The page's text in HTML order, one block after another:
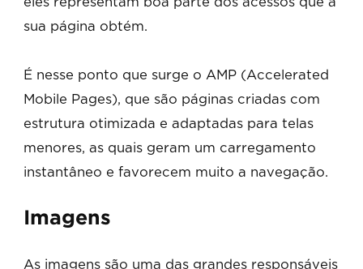
sua página obtém.
É nesse ponto que surge o AMP (Accelerated
Mobile Pages), que são páginas criadas com
estrutura otimizada e adaptadas para telas
menores, as quais geram um carregamento
instantâneo e favorecem muito a navegação.
Imagens
As imagens são uma das grandes responsáveis